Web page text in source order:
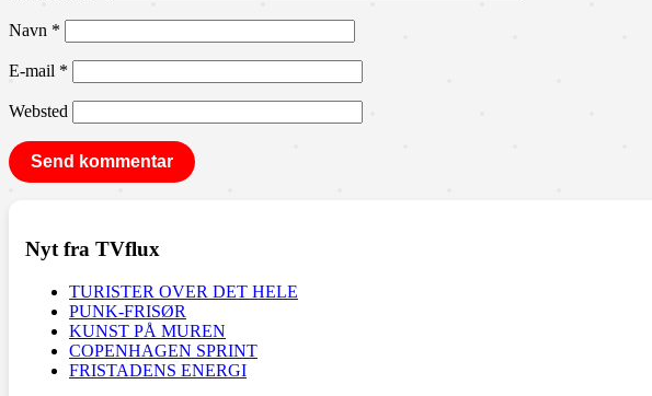
Navn *
E-mail *
Websted
Nyt fra TVflux
TURISTER OVER DET HELE
PUNK-FRISØR
KUNST PÅ MUREN
COPENHAGEN SPRINT
FRISTADENS ENERGI